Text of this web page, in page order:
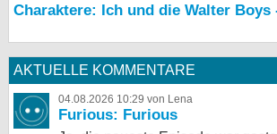
Charaktere: Ich und die Walter Boys
AKTUELLE KOMMENTARE
04.08.2026 10:29 von Lena
Furious: Furious